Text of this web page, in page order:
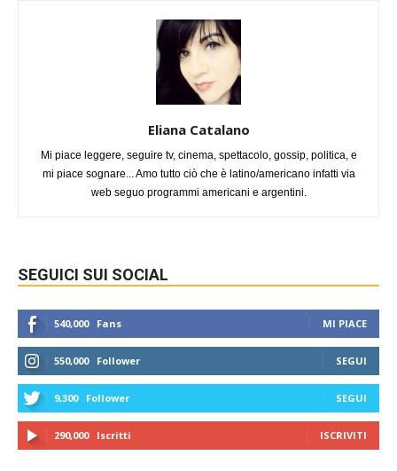
Eliana Catalano
Mi piace leggere, seguire tv, cinema, spettacolo, gossip, politica, e
mi piace sognare... Amo tutto ciò che è latino/americano infatti via
web seguo programmi americani e argentini.
SEGUICI SUI SOCIAL
540,000 Fans MI PIACE
550,000 Follower SEGUI
9,300 Follower SEGUI
290,000 Iscritti ISCRIVITI